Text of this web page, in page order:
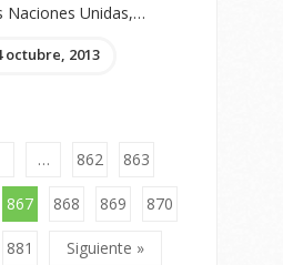
Naciones Unidas,…
octubre, 2013
… 862 863
867 868 869 870
881 Siguiente »